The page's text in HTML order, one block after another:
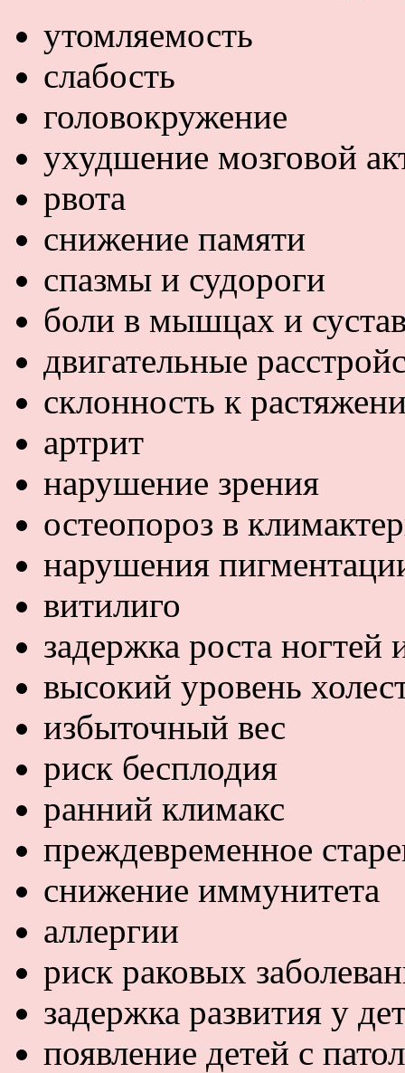
утомляемость
слабость
головокружение
ухудшение мозговой
рвота
снижение памяти
спазмы и судороги
боли в мышцах и
двигательные
склонность к
артрит
нарушение зрения
остеопороз в
нарушения
витилиго
задержка роста ногтей
высокий уровень
избыточный вес
риск бесплодия
ранний климакс
преждевременное
снижение иммунитета
аллергии
риск раковых
задержка развития у
появление детей с